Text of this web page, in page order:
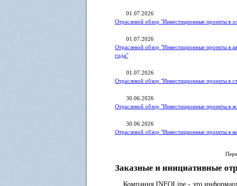
01.07.2026
Отраслевой обзор "Инвестиционные проекты в
01.07.2026
Отраслевой обзор "Инвестиционные проекты в
года"
01.07.2026
Отраслевой обзор "Инвестиционные проекты в
30.06.2026
Отраслевой обзор "Инвестиционные проекты в
30.06.2026
Отраслевой обзор "Инвестиционные проекты в
Заказные и инициативные
Компания INFOLine - это